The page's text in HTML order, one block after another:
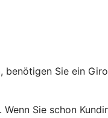
Sie ein
Sie schon